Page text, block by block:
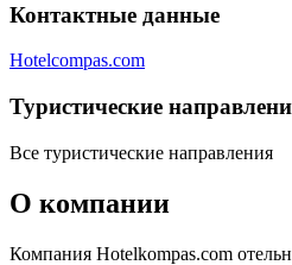
Контактные данные
Hotelcompas.com
Туристическиe
Все туристические направления
О компании
Компания Hotelkompas.com